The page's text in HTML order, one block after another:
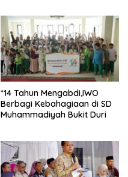
*14 Tahun Mengabdi,IWO
Berbagi Kebahagiaan di SD
Muhammadiyah Bukit Duri